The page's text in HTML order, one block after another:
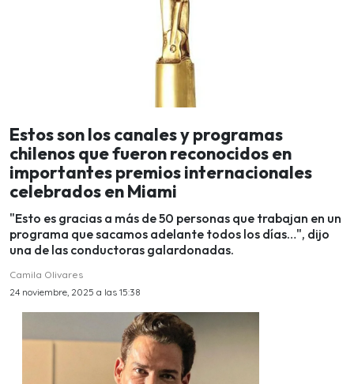
Estos son los canales y programas
chilenos que fueron reconocidos en
importantes premios internacionales
celebrados en Miami
"Esto es gracias a más de 50 personas que trabajan en un
programa que sacamos adelante todos los días…", dijo
una de las conductoras galardonadas.
Camila Olivares
24 noviembre, 2025 a las 15:38